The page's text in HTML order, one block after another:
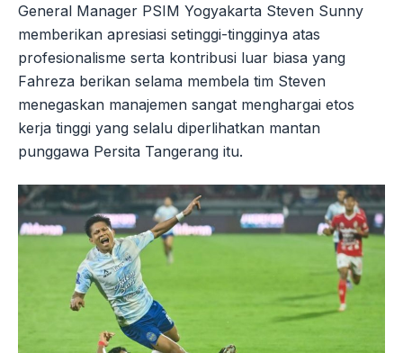
General Manager PSIM Yogyakarta Steven Sunny
memberikan apresiasi setinggi-tingginya atas
profesionalisme serta kontribusi luar biasa yang
Fahreza berikan selama membela tim Steven
menegaskan manajemen sangat menghargai etos
kerja tinggi yang selalu diperlihatkan mantan
punggawa Persita Tangerang itu.